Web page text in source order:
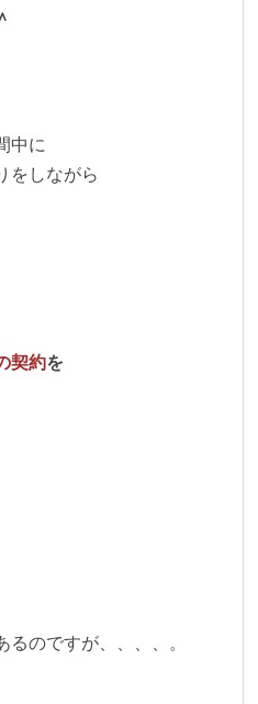
中に
をしながら
契約を
るのですが、、、、。